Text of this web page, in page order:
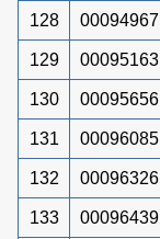
128 00094967
129 00095163
130 00095656
131 00096085
132 00096326
133 00096439